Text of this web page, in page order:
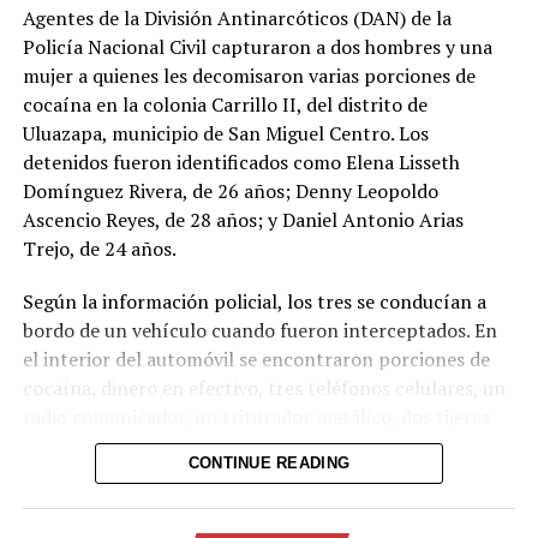
UP NEXT
Motociclista resulta lesionado al caerle un árbol en
Chalatenango
DON'T MISS
CAMPO PAGADO: Enrique Rais denuncia a La Prensa
Gráfica
Comparte esto:
Facebook
Agentes de la División Antinarcóticos (DAN) de la
Policía Nacional Civil capturaron a dos hombres y una
mujer a quienes les decomisaron varias porciones de
cocaína en la colonia Carrillo II, del distrito de
Uluazapa, municipio de San Miguel Centro. Los
detenidos fueron identificados como Elena Lisseth
Domínguez Rivera, de 26 años; Denny Leopoldo
Ascencio Reyes, de 28 años; y Daniel Antonio Arias
Trejo, de 24 años.
Según la información policial, los tres se conducían a
bordo de un vehículo cuando fueron interceptados. En
el interior del automóvil se encontraron porciones de
cocaína, dinero en efectivo, tres teléfonos celulares, un
metálicas, un paquete de papel para elaborar cigarrillos
y varias bolsas plásticas transparentes.
Los capturados serán presentados ante los tribunales
CONTINUE READING